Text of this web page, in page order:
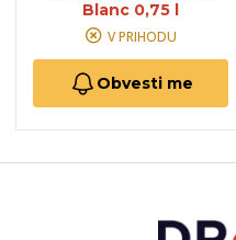
Blanc 0,75 l
V PRIHODU
Obvesti me